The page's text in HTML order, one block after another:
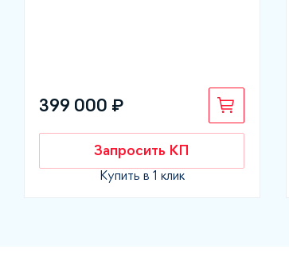
399 000 ₽
Запросить КП
Купить в 1 клик